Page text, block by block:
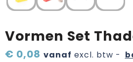
Zomerpakketten
Vormen Set
€ 0,08 vanaf excl. btw -